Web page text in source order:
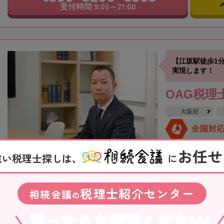
受付時間 9:00～21:00
【江坂駅徒歩1
実現します！
OAG税理
大阪府
全国対
役所から近い
全国出張対応可
OAG税理士法人
駅」から徒歩1分
税理士探しは、 にお任せ
相続会議の税理士紹介センター